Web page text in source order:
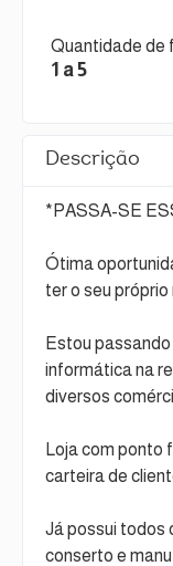
Quantidade de
1 a 5
Descrição
*PASSA-SE
Ótima
ter o seu
Estou
informática na
diversos
Loja com ponto
carteira de
Já possui todos
conserto e